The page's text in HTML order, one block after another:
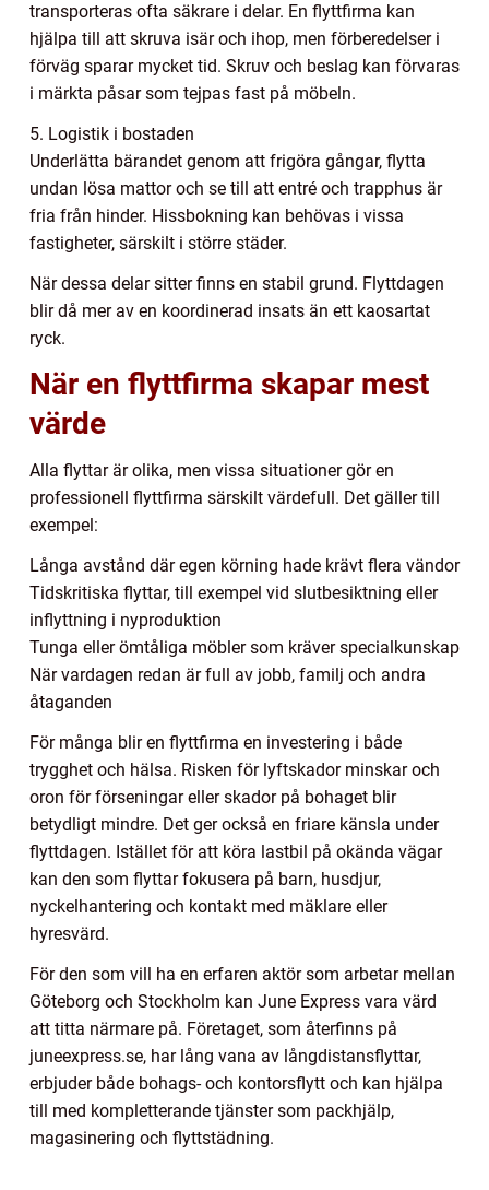
transporteras ofta säkrare i delar. En flyttfirma kan
hjälpa till att skruva isär och ihop, men förberedelser i
förväg sparar mycket tid. Skruv och beslag kan förvaras
i märkta påsar som tejpas fast på möbeln.
5. Logistik i bostaden
Underlätta bärandet genom att frigöra gångar, flytta
undan lösa mattor och se till att entré och trapphus är
fria från hinder. Hissbokning kan behövas i vissa
fastigheter, särskilt i större städer.
När dessa delar sitter finns en stabil grund. Flyttdagen
blir då mer av en koordinerad insats än ett kaosartat
ryck.
När en flyttfirma skapar mest
värde
Alla flyttar är olika, men vissa situationer gör en
professionell flyttfirma särskilt värdefull. Det gäller till
exempel:
Långa avstånd där egen körning hade krävt flera vändor
Tidskritiska flyttar, till exempel vid slutbesiktning eller
inflyttning i nyproduktion
Tunga eller ömtåliga möbler som kräver specialkunskap
När vardagen redan är full av jobb, familj och andra
åtaganden
För många blir en flyttfirma en investering i både
trygghet och hälsa. Risken för lyftskador minskar och
oron för förseningar eller skador på bohaget blir
betydligt mindre. Det ger också en friare känsla under
flyttdagen. Istället för att köra lastbil på okända vägar
kan den som flyttar fokusera på barn, husdjur,
nyckelhantering och kontakt med mäklare eller
hyresvärd.
För den som vill ha en erfaren aktör som arbetar mellan
Göteborg och Stockholm kan June Express vara värd
att titta närmare på. Företaget, som återfinns på
juneexpress.se, har lång vana av långdistansflyttar,
erbjuder både bohags- och kontorsflytt och kan hjälpa
till med kompletterande tjänster som packhjälp,
magasinering och flyttstädning.